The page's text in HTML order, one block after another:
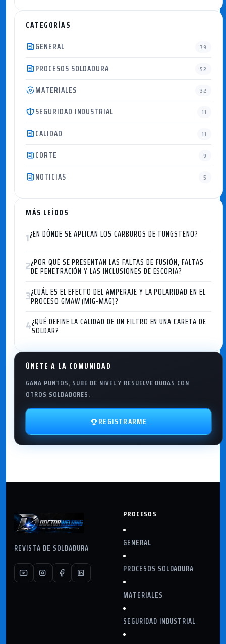
CATEGORÍAS
GENERAL
79
PROCESOS SOLDADURA 52
MATERIALES 32
SEGURIDAD INDUSTRIAL 11
CALIDAD 11
CORTE 9
NOTICIAS 5
MÁS LEÍDOS
1¿EN DÓNDE SE APLICAN LOS CARBUROS DE TUNGSTENO?
2¿POR QUÉ SE PRESENTAN LAS FALTAS DE FUSIÓN, FALTAS
DE PENETRACIÓN Y LAS INCLUSIONES DE ESCORIA?
3¿CUÁL ES EL EFECTO DEL AMPERAJE Y LA POLARIDAD EN EL
PROCESO GMAW (MIG-MAG)?
4¿QUÉ DEFINE LA CALIDAD DE UN FILTRO EN UNA CARETA DE
SOLDAR?
ÚNETE A LA COMUNIDAD
GANA PUNTOS, SUBE DE NIVEL Y RESUELVE DUDAS CON
OTROS SOLDADORES.
REGISTRARME
REVISTA DE SOLDADURA
PROCESOS
GENERAL
PROCESOS SOLDADURA
MATERIALES
SEGURIDAD INDUSTRIAL